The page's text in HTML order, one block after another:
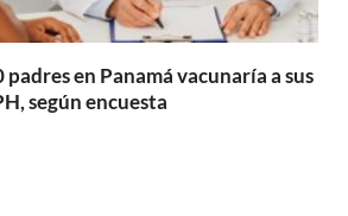
padres en Panamá vacunaría a sus
según encuesta